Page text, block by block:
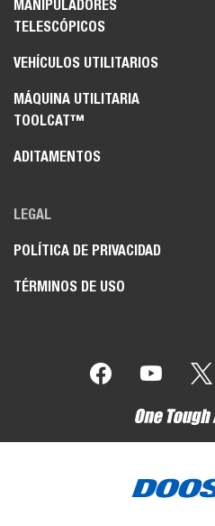
MANIPULADORES
TELESCÓPICOS
VEHÍCULOS UTILITARIOS
MÁQUINA UTILITARIA
TOOLCAT™
ADITAMENTOS
LEGAL
POLÍTICA DE PRIVACIDAD
TÉRMINOS DE USO